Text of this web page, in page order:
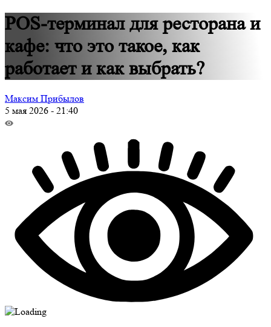
POS-терминал для ресторана и
кафе: что это такое, как
работает и как выбрать?
Максим Прибылов
5 мая 2026 - 21:40